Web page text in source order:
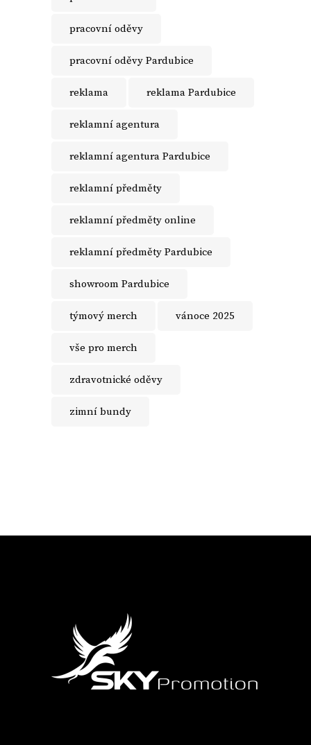
pracovní oděvy
pracovní oděvy Pardubice
reklama reklama Pardubice
reklamní agentura
reklamní agentura Pardubice
reklamní předměty
reklamní předměty online
reklamní předměty Pardubice
showroom Pardubice
týmový merch vánoce 2025
vše pro merch
zdravotnické oděvy
zimní bundy